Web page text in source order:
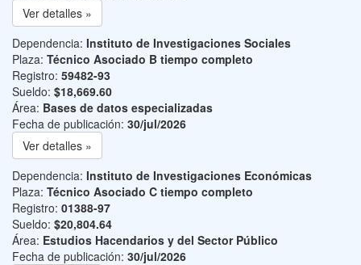
Ver detalles »
Dependencia: Instituto de Investigaciones Sociales
Plaza: Técnico Asociado B tiempo completo
Registro: 59482-93
Sueldo: $18,669.60
Área: Bases de datos especializadas
Fecha de publicación: 30/jul/2026
Ver detalles »
Dependencia: Instituto de Investigaciones Económicas
Plaza: Técnico Asociado C tiempo completo
Registro: 01388-97
Sueldo: $20,804.64
Área: Estudios Hacendarios y del Sector Público
Fecha de publicación: 30/jul/2026